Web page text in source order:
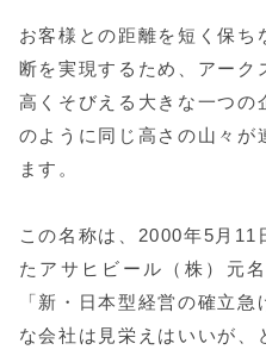
お客様との距離を短く保ち
断を実現するため、アーク
高くそびえる大きな一つの
のように同じ高さの山々が
ます。
この名称は、2000年5月11
たアサヒビール（株）元
「新・日本型経営の確立
な会社は見栄えはいいが、